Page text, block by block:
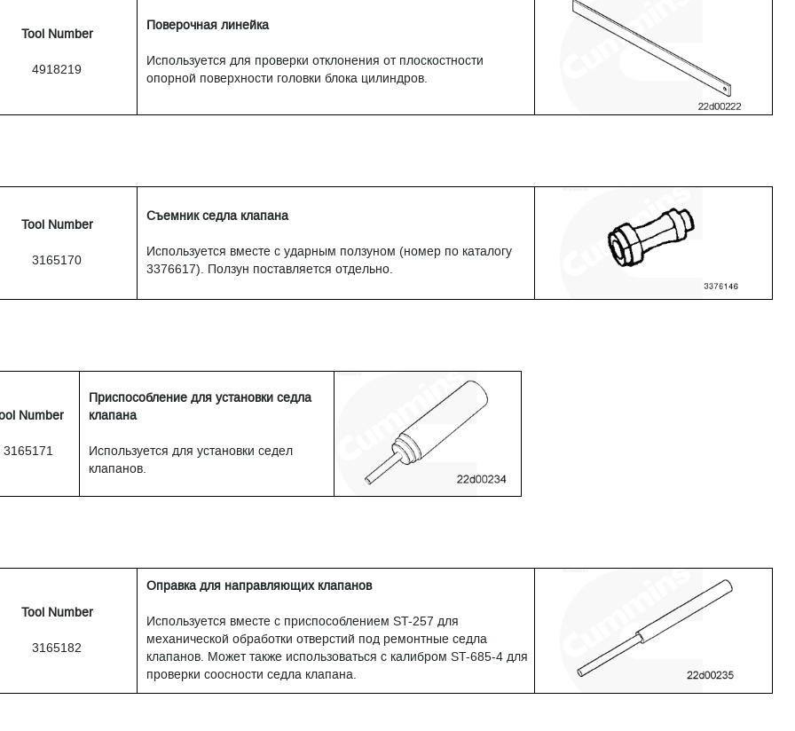
Tool Number
4918219
Поверочная линейка
Используется для проверки отклонения от плоскостности
опорной поверхности головки блока цилиндров.
Tool Number
3165170
Съемник седла клапана
Используется вместе с ударным ползуном (номер по каталогу
3376617). Ползун поставляется отдельно.
Number
3165171
Приспособление для установки седла
клапана
Используется для установки седел
клапанов.
Tool Number
3165182
Оправка для направляющих клапанов
Используется вместе с приспособлением ST-257 для
механической обработки отверстий под ремонтные седла
клапанов. Может также использоваться с калибром ST-685-4 для
проверки соосности седла клапана.